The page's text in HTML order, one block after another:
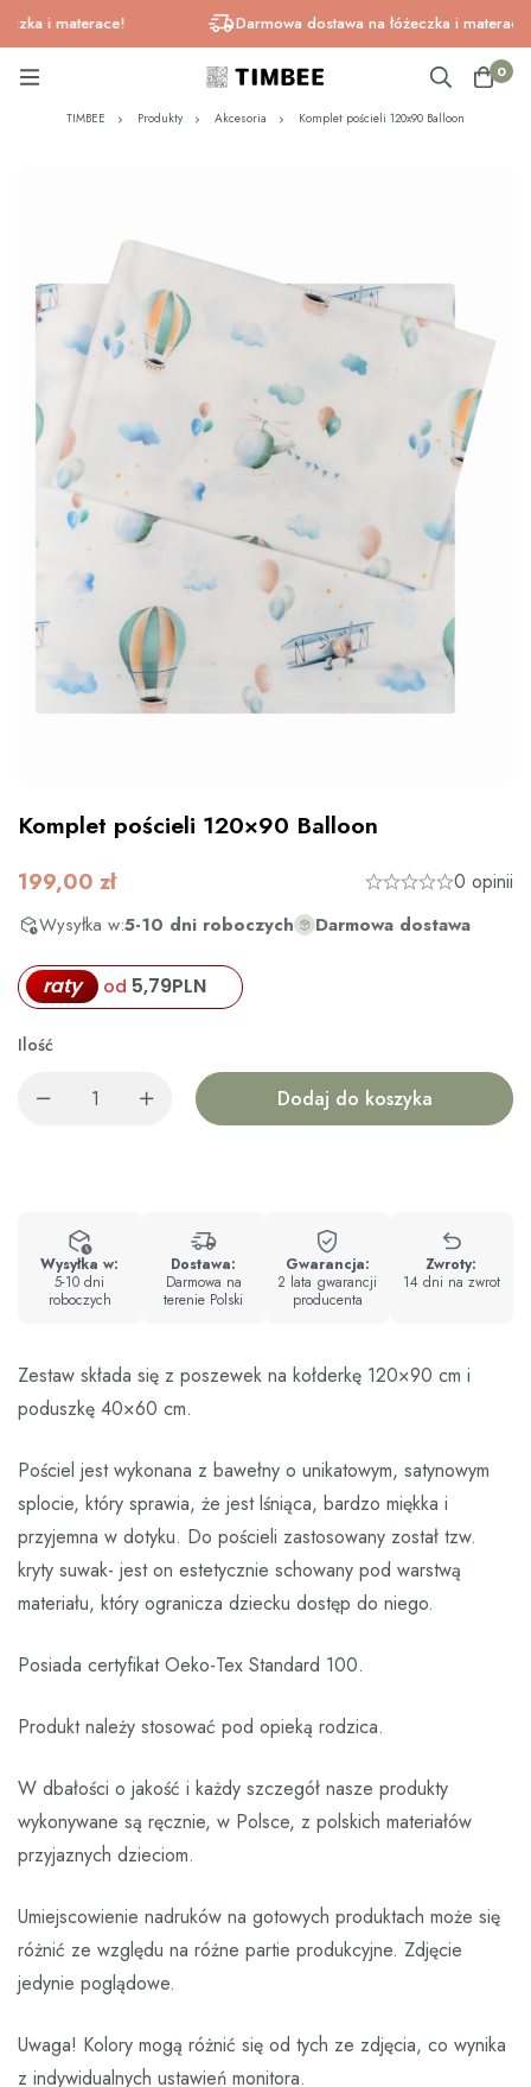
i materace! Darmowa dostawa na łóżeczka i materace!
0
TIMBEE Produkty Akcesoria Komplet pościeli 120x90 Balloon
Komplet pościeli 120×90 Balloon
199,00 zł 0 opinii
Wysyłka w:5-10 dni roboczych Darmowa dostawa
raty od 5,79PLN
Ilość
Dodaj do koszyka
Wysyłka w:
5-10 dni
roboczych
Dostawa:
Darmowa na
terenie Polski
Gwarancja:
2 lata gwarancji
producenta
Zwroty:
14 dni na zwrot
Zestaw składa się z poszewek na kołderkę 120×90 cm i
poduszkę 40×60 cm.
Pościel jest wykonana z bawełny o unikatowym, satynowym
splocie, który sprawia, że jest lśniąca, bardzo miękka i
przyjemna w dotyku. Do pościeli zastosowany został tzw.
kryty suwak- jest on estetycznie schowany pod warstwą
materiału, który ogranicza dziecku dostęp do niego.
Posiada certyfikat Oeko-Tex Standard 100.
Produkt należy stosować pod opieką rodzica.
W dbałości o jakość i każdy szczegół nasze produkty
wykonywane są ręcznie, w Polsce, z polskich materiałów
przyjaznych dzieciom.
Umiejscowienie nadruków na gotowych produktach może się
różnić ze względu na różne partie produkcyjne. Zdjęcie
jedynie poglądowe.
Uwaga! Kolory mogą różnić się od tych ze zdjęcia, co wynika
z indywidualnych ustawień monitora.